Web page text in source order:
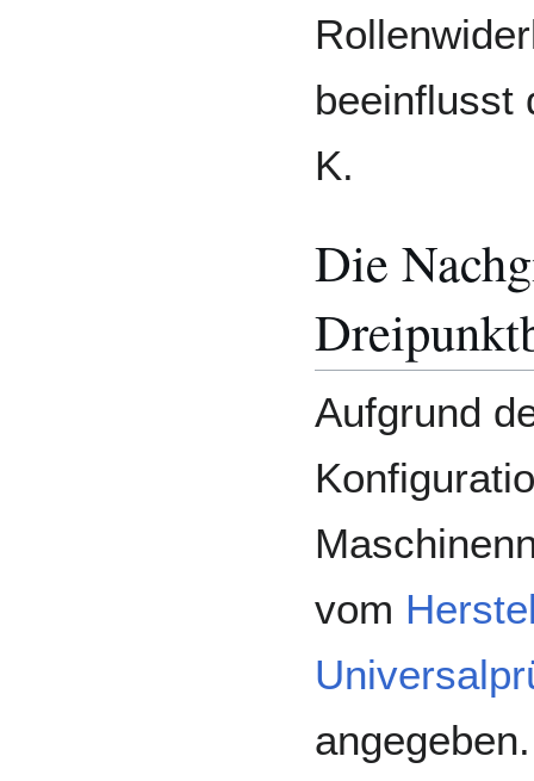
beeinflusst
K.
Die
Aufgrund
vom